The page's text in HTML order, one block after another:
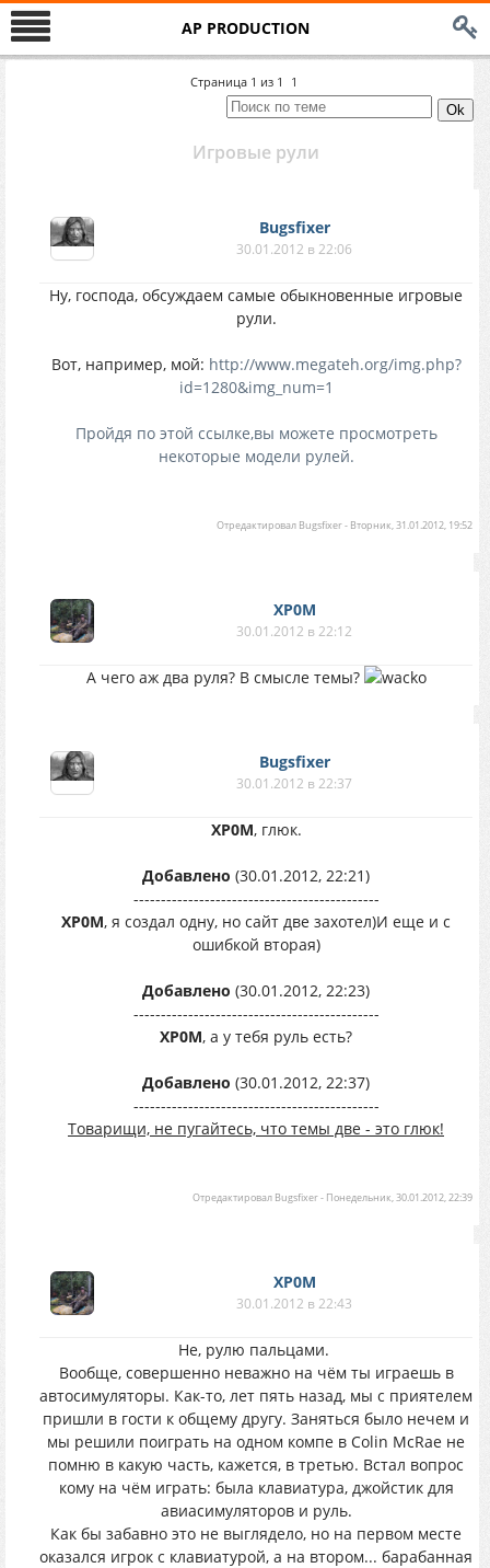
AP PRODUCTION
Страница 1 из 1 1
Игровые рули
Bugsfixer
30.01.2012 в 22:06
Ну, господа, обсуждаем самые обыкновенные игровые
рули.
Вот, например, мой: http://www.megateh.org/img.php?
id=1280&img_num=1
Пройдя по этой ссылке,вы можете просмотреть
некоторые модели рулей.
Отредактировал Bugsfixer- Вторник, 31.01.2012, 19:52
XP0M
30.01.2012 в 22:12
А чего аж два руля? В смысле темы?
Bugsfixer
30.01.2012 в 22:37
XP0M, глюк.
Добавлено (30.01.2012, 22:21)
---------------------------------------------
XP0M, я создал одну, но сайт две захотел)И еще и с
ошибкой вторая)
Добавлено (30.01.2012, 22:23)
---------------------------------------------
XP0M, а у тебя руль есть?
Добавлено (30.01.2012, 22:37)
---------------------------------------------
Товарищи, не пугайтесь, что темы две - это глюк!
Отредактировал Bugsfixer- Понедельник, 30.01.2012, 22:39
XP0M
30.01.2012 в 22:43
Не, рулю пальцами.
Вообще, совершенно неважно на чём ты играешь в
автосимуляторы. Как-то, лет пять назад, мы с приятелем
пришли в гости к общему другу. Заняться было нечем и
мы решили поиграть на одном компе в Colin McRae не
помню в какую часть, кажется, в третью. Встал вопрос
кому на чём играть: была клавиатура, джойстик для
авиасимуляторов и руль.
Как бы забавно это не выглядело, но на первом месте
оказался игрок с клавиатурой, а на втором... барабанная